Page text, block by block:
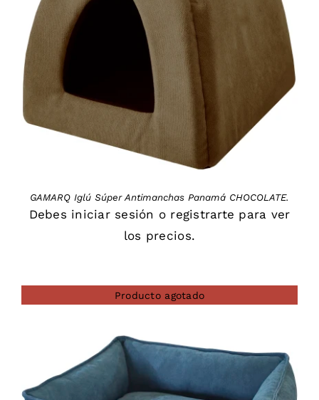
DETAILS
GAMARQ Iglú Súper Antimanchas Panamá CHOCOLATE.
Debes iniciar sesión o registrarte para ver
los precios.
Producto agotado